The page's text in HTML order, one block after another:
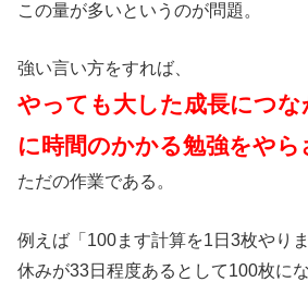
この量が多いというのが問題。
強い言い方をすれば、
やっても大した成長につ
に時間のかかる勉強をやら
ただの作業である。
例えば「100ます計算を1日3枚やり
休みが33日程度あるとして100枚にな